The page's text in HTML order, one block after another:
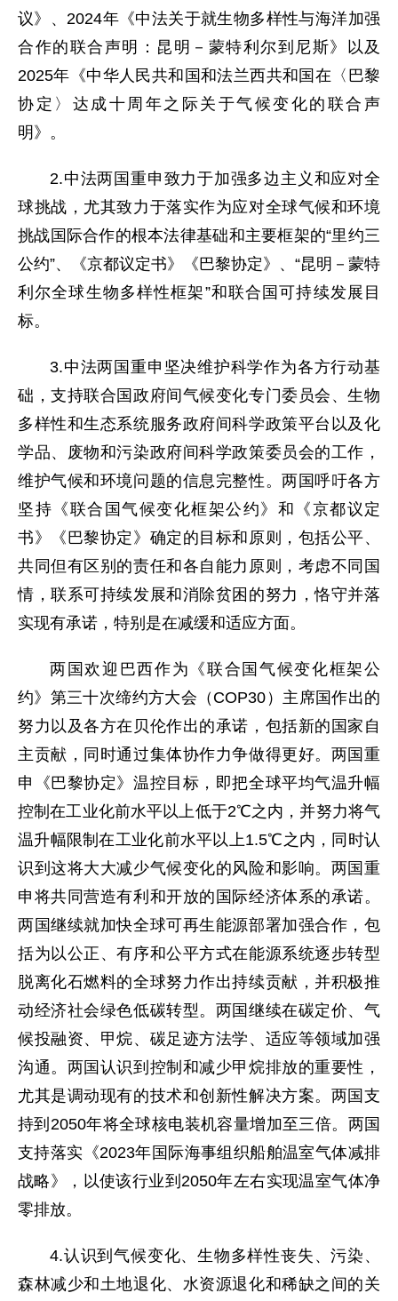
议》、2024年《中法关于就生物多样性与海洋加强
合作的联合声明：昆明－蒙特利尔到尼斯》以及
2025年《中华人民共和国和法兰西共和国在〈巴黎
协定〉达成十周年之际关于气候变化的联合声
明》。
2.中法两国重申致力于加强多边主义和应对全
球挑战，尤其致力于落实作为应对全球气候和环境
挑战国际合作的根本法律基础和主要框架的“里约三
公约”、《京都议定书》《巴黎协定》、“昆明－蒙特
利尔全球生物多样性框架”和联合国可持续发展目
标。
3.中法两国重申坚决维护科学作为各方行动基
础，支持联合国政府间气候变化专门委员会、生物
多样性和生态系统服务政府间科学政策平台以及化
学品、废物和污染政府间科学政策委员会的工作，
维护气候和环境问题的信息完整性。两国呼吁各方
坚持《联合国气候变化框架公约》和《京都议定
书》《巴黎协定》确定的目标和原则，包括公平、
共同但有区别的责任和各自能力原则，考虑不同国
情，联系可持续发展和消除贫困的努力，恪守并落
实现有承诺，特别是在减缓和适应方面。
两国欢迎巴西作为《联合国气候变化框架公
约》第三十次缔约方大会（COP30）主席国作出的
努力以及各方在贝伦作出的承诺，包括新的国家自
主贡献，同时通过集体协作力争做得更好。两国重
申《巴黎协定》温控目标，即把全球平均气温升幅
控制在工业化前水平以上低于2℃之内，并努力将气
温升幅限制在工业化前水平以上1.5℃之内，同时认
识到这将大大减少气候变化的风险和影响。两国重
申将共同营造有利和开放的国际经济体系的承诺。
两国继续就加快全球可再生能源部署加强合作，包
括为以公正、有序和公平方式在能源系统逐步转型
脱离化石燃料的全球努力作出持续贡献，并积极推
动经济社会绿色低碳转型。两国继续在碳定价、气
候投融资、甲烷、碳足迹方法学、适应等领域加强
沟通。两国认识到控制和减少甲烷排放的重要性，
尤其是调动现有的技术和创新性解决方案。两国支
持到2050年将全球核电装机容量增加至三倍。两国
支持落实《2023年国际海事组织船舶温室气体减排
战略》，以使该行业到2050年左右实现温室气体净
零排放。
4.认识到气候变化、生物多样性丧失、污染、
森林减少和土地退化、水资源退化和稀缺之间的关